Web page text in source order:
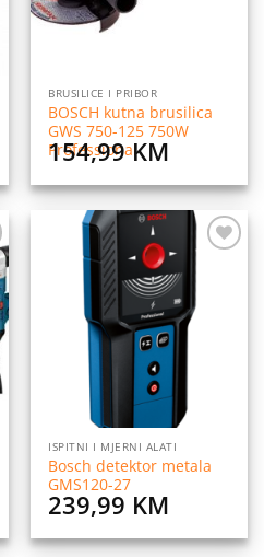
BRUSILICE I PRIBOR
BOSCH kutna brusilica
GWS 750-125 750W
Professional
154,99KM
ISPITNI I MJERNI ALATI
Bosch detektor metala
GMS120-27
239,99 KM